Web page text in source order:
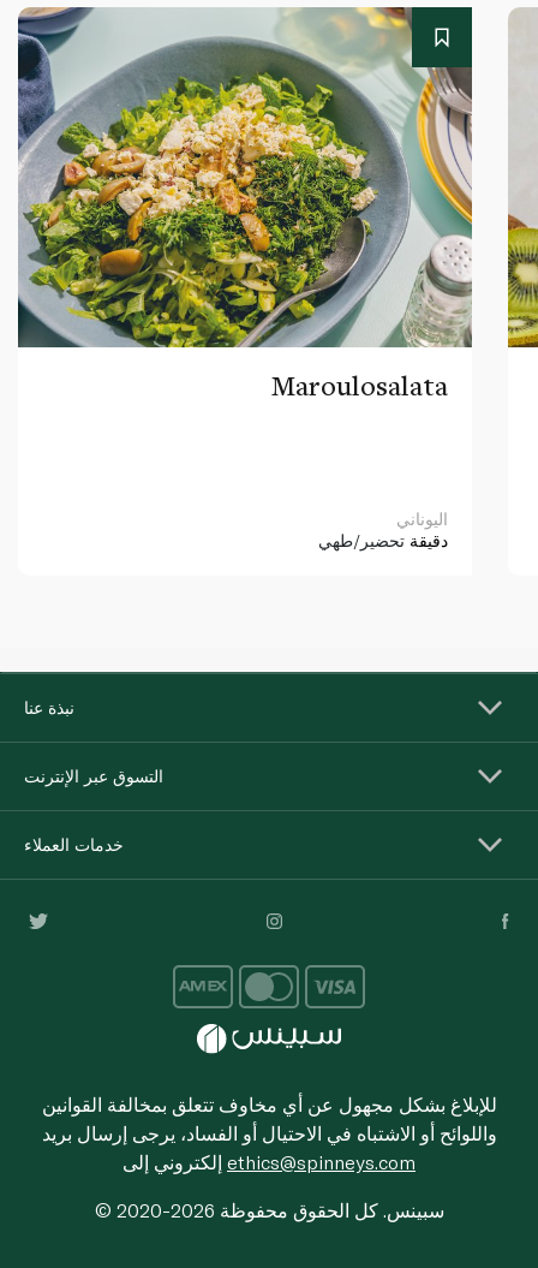
Maroulosalata
اليوناني
دقيقة تحضير/طهي
نبذة عنا
التسوق عبر الإنترنت
خدمات العملاء
للإبلاغ بشكل مجهول عن أي مخاوف تتعلق بمخالفة القوانين
واللوائح أو الاشتباه في الاحتيال أو الفساد، يرجى إرسال بريد
ethics@spinneys.com
© 2020-2026 سبينس. كل الحقوق محفوظة